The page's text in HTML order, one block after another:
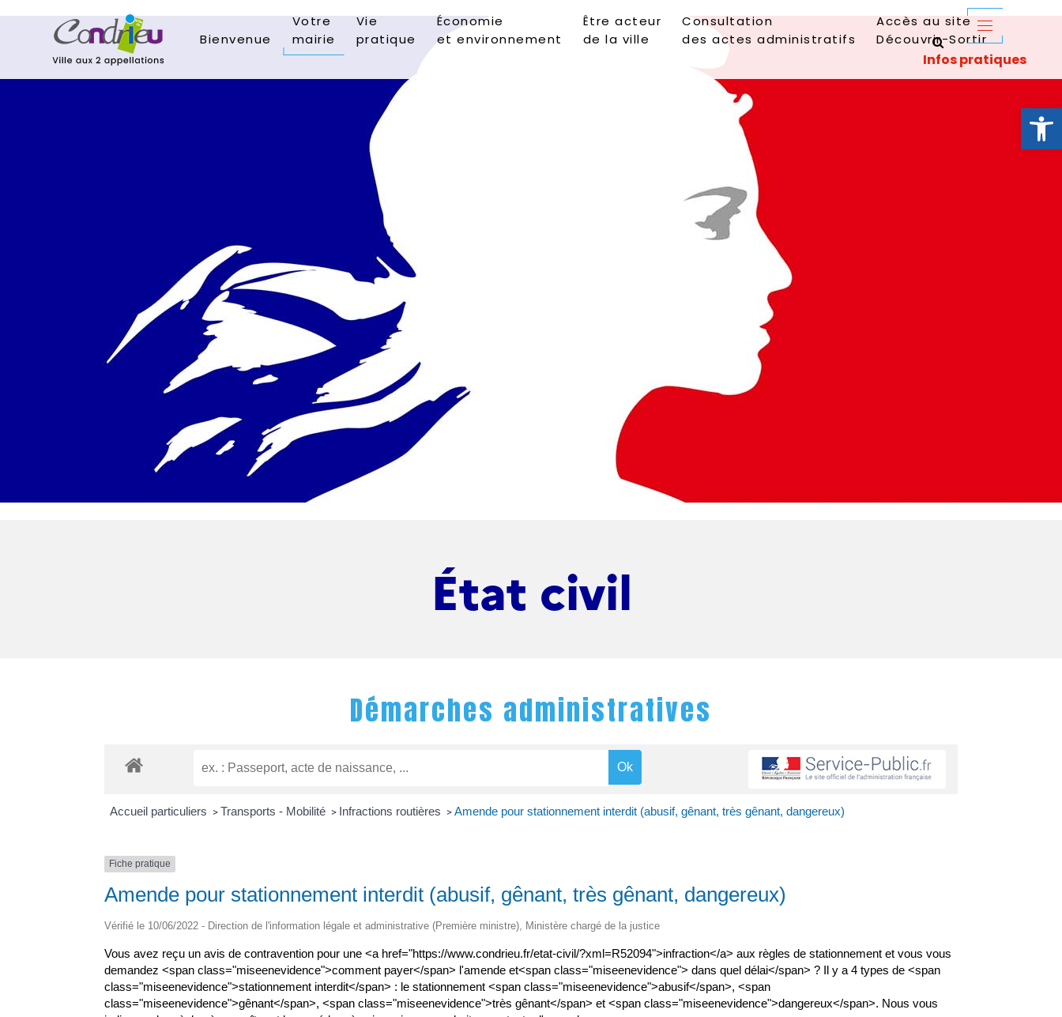
Ouvrir
Bienvenue
Votre
mairie
Vie
pratique
Économie
et environnement
Être acteur
de la ville
Consultation
des actes administratifs
Accès au site
Découvrir-Sortir
État civil
Démarches administratives
Accueil particuliers > Transports - Mobilité > Infractions routières > Amende pour stationnement interdit (abusif, gênant, très gênant, dangereux)
Fiche pratique
Amende pour stationnement interdit (abusif, gênant, très gênant, dangereux)
Vérifié le 10/06/2022 - Direction de l'information légale et administrative (Première ministre), Ministère chargé de la justice
Vous avez reçu un avis de contravention pour une <a href="https://www.condrieu.fr/etat-civil/?xml=R52094">infraction</a> aux règles de stationnement et vous vous
demandez <span class="miseenevidence">comment payer</span> l'amende et<span class="miseenevidence"> dans quel délai</span> ? Il y a 4 types de <span
class="miseenevidence">stationnement interdit</span> : le stationnement <span class="miseenevidence">abusif</span>, <span
class="miseenevidence">gênant</span>, <span class="miseenevidence">très gênant</span> et <span class="miseenevidence">dangereux</span>. Nous vous